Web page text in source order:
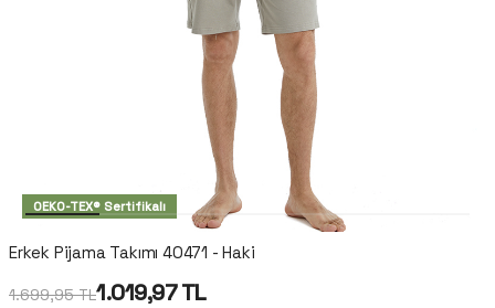
OEKO-TEX® Sertifikalı
Erkek Pijama Takımı 40471 - Haki
1.699,95TL1.019,97TL